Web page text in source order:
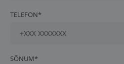
TELEFON*
SÕNUM*